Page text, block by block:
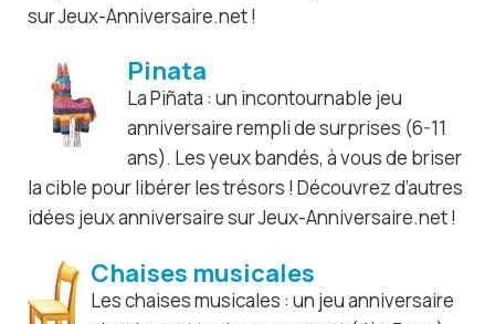
sur Jeux-Anniversaire.net !
Pinata
La Piñata : un incontournable jeu
anniversaire rempli de surprises (6-11
ans). Les yeux bandés, à vous de briser
la cible pour libérer les trésors ! Découvrez d’autres
idées jeux anniversaire sur Jeux-Anniversaire.net !
Chaises musicales
Les chaises musicales : un jeu anniversaire